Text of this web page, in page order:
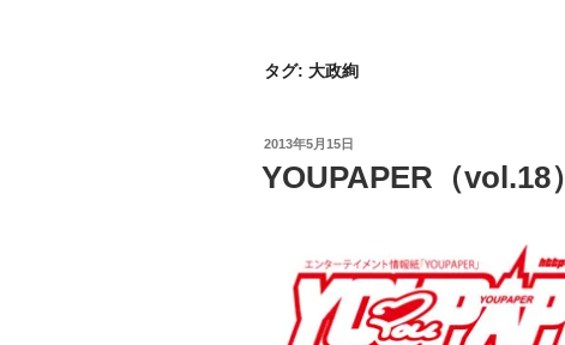
タグ: 大政絢
投
日:
2013年5月15日
YOUPAPER（vol.18）